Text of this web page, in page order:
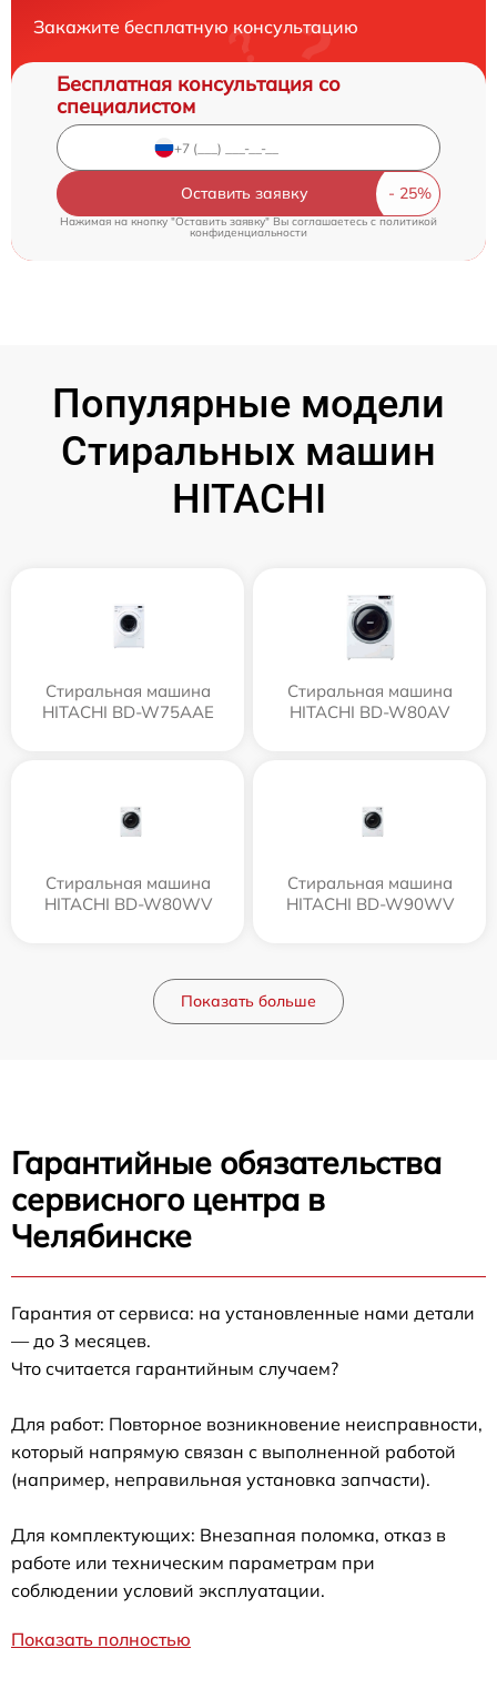
Закажите бесплатную консультацию
Бесплатная консультация со
специалистом
Оставить заявку
Нажимая на кнопку "Оставить заявку" Вы соглашаетесь cполитикой
конфиденциальности
Популярные модели
Стиральных машин
HITACHI
Стиральная машина
HITACHI BD-W75AAE
Стиральная машина
HITACHI BD-W80AV
Стиральная машина
HITACHI BD-W80WV
Стиральная машина
HITACHI BD-W90WV
Показать больше
Гарантийные обязательства
сервисного центра в
Челябинске
Гарантия от сервиса: на установленные нами детали
— до 3 месяцев.
Что считается гарантийным случаем?
Для работ: Повторное возникновение неисправности,
который напрямую связан с выполненной работой
(например, неправильная установка запчасти).
Для комплектующих: Внезапная поломка, отказ в
работе или техническим параметрам при
соблюдении условий эксплуатации.
Показать полностью